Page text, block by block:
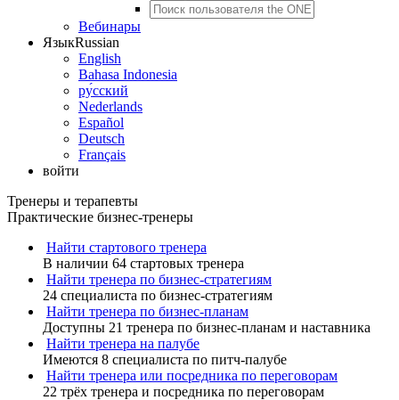
Вебинары
ЯзыкRussian
English
Bahasa Indonesia
ру́сский
Nederlands
Español
Deutsch
Français
войти
Тренеры и терапевты
Практические бизнес-тренеры
Найти стартового тренера
В наличии 64 стартовых тренера
Найти тренера по бизнес-стратегиям
24 специалиста по бизнес-стратегиям
Найти тренера по бизнес-планам
Доступны 21 тренера по бизнес-планам и наставника
Найти тренера на палубе
Имеются 8 специалиста по питч-палубе
Найти тренера или посредника по переговорам
22 трёх тренера и посредника по переговорам